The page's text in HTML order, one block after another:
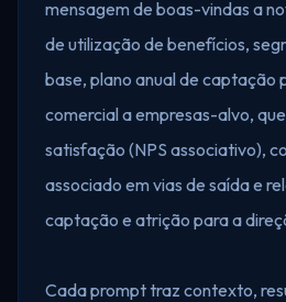
mensagem de boas-vindas a
de utilização de benefícios,
base, plano anual de captação
comercial a empresas-alvo,
satisfação (NPS associativo),
associado em vias de saída e
captação e atrição para a
Cada prompt traz contexto,